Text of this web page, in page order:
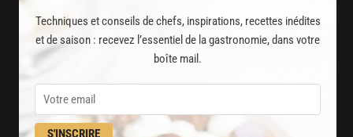
Techniques et conseils de chefs, inspirations, recettes inédites
et de saison : recevez l’essentiel de la gastronomie, dans votre
boîte mail.
S'INSCRIRE
partagées par vos chefs préférés
2000vidéos de recettes
Des nouveautés
disponibles chaque semaine